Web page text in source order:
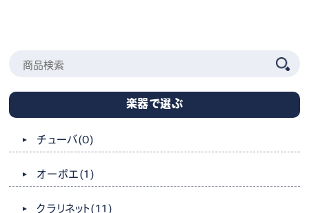
楽器で選ぶ
チューバ(0)
オーボエ (1)
クラリネット(11)